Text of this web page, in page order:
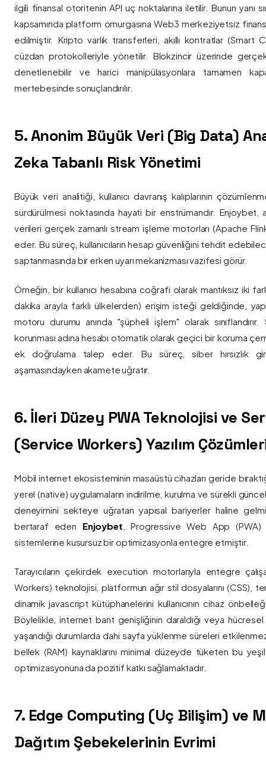
ilgili finansal otoritenin API uç noktalarına iletilir. Bunun yanı
kapsamında platform omurgasına Web3 merkeziyetsiz
edilmiştir. Kripto varlık transferleri, akıllı kontratlar (Smart
cüzdan protokolleriyle yönetilir. Blokzincir üzerinde
denetlenebilir ve harici manipülasyonlara tamamen
mertebesinde sonuçlandırılır.
5. Anonim Büyük Veri (Big Data)
Zeka Tabanlı Risk Yönetimi
Büyük veri analitiği, kullanıcı davranış kalıplarının
sürdürülmesi noktasında hayati bir enstrümandır. Enjoybet,
verileri gerçek zamanlı stream işleme motorları (Apache Flink
eder. Bu süreç, kullanıcıların hesap güvenliğini tehdit
saptanmasında bir erken uyarı mekanizması vazifesi görür.
Örneğin, bir kullanıcı hesabına coğrafi olarak mantıksız iki
dakika arayla farklı ülkelerden) erişim isteği geldiğinde,
motoru durumu anında "şüpheli işlem" olarak sınıflandırır.
korunması adına hesabı otomatik olarak geçici bir koruma
ek doğrulama talep eder. Bu süreç, siber hırsızlık
aşamasındayken akamete uğratır.
6. İleri Düzey PWA Teknolojisi ve
(Service Workers) Yazılım
Mobil internet ekosisteminin masaüstü cihazları geride
yerel (native) uygulamaların indirilme, kurulma ve sürekli
deneyimini sekteye uğratan yapısal bariyerler haline
bertaraf eden Enjoybet , Progressive Web App (PWA)
sistemlerine kusursuz bir optimizasyonla entegre etmiştir.
Tarayıcıların çekirdek execution motorlarıyla entegre
Workers) teknolojisi, platformun ağır stil dosyalarını (CSS),
dinamik javascript kütüphanelerini kullanıcının cihaz
Böylelikle, internet bant genişliğinin daraldığı veya
yaşandığı durumlarda dahi sayfa yüklenme süreleri
bellek (RAM) kaynaklarını minimal düzeyde tüketen bu yeşil
optimizasyonuna da pozitif katkı sağlamaktadır.
7. Edge Computing (Uç Bilişim) ve
Dağıtım Şebekelerinin Evrimi